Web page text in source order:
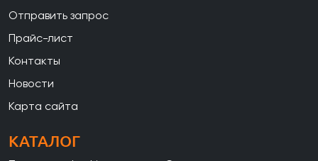
Отправить запрос
Прайс-лист
Контакты
Новости
Карта сайта
КАТАЛОГ